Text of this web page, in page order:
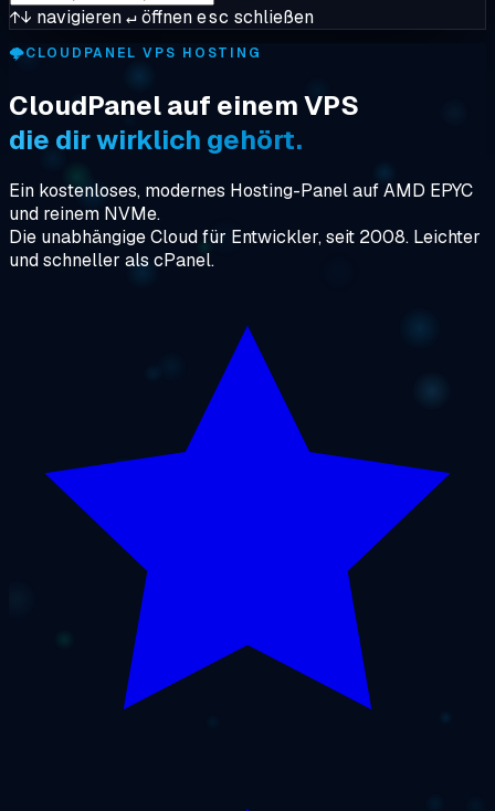
↑↓ navigieren↵öffnenesc schließen
🌩️CLOUDPANEL VPS HOSTING
CloudPanel auf einem VPS
die dir wirklich gehört.
Ein kostenloses, modernes Hosting-Panel auf AMD EPYC
und reinem NVMe.
Die unabhängige Cloud für Entwickler, seit 2008. Leichter
und schneller als cPanel.